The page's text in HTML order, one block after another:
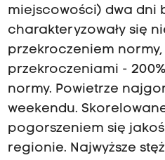
miejscowości) dwa dni
charakteryzowały się
przekroczeniem
przekroczeniami -
normy. Powietrze
weekendu.
pogorszeniem się
regionie. Najwyższe